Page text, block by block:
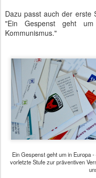
Dazu passt auch der erste
"Ein Gespenst geht
Kommunismus."
Ein Gespenst geht um in Europa
vorletzte Stufe zur präventiven